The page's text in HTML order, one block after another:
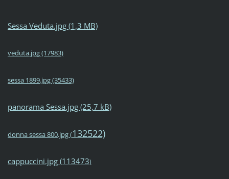
Sessa Veduta.jpg (1,3 MB)
veduta.jpg (17983)
sessa 1899.jpg (35433)
panorama Sessa.jpg (25,7 kB)
donna sessa 800.jpg (132522)
cappuccini.jpg (113473)